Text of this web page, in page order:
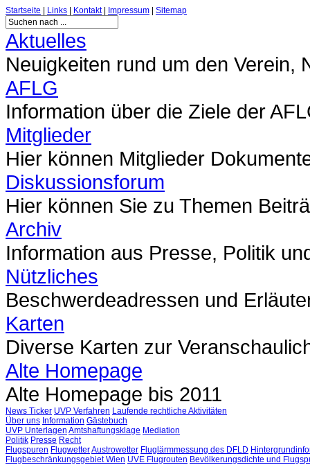
Startseite Links Kontakt| Impressum Sitemap
Aktuelles
Neuigkeiten rund um den Verein,
AFLG
Information über die Ziele der
Mitglieder
Hier können Mitglieder
Diskussionsforum
Hier können Sie zu Themen
Archiv
Information aus Presse, Politik
Nützliches
Beschwerdeadressen und
Karten
Diverse Karten zur
Alte Homepage
Alte Homepage bis 2011
News Ticker UVP Verfahren Laufende rechtliche Aktivitäten
Über uns Information Gästebuch
UVP Unterlagen Amtshaftungsklage Mediation
Politik Presse Recht
Flugspuren FlugwetterAustrowetter Fluglärmmessung des DFLD
Flugbeschränkungsgebiet Wien UVE Flugrouten Bevölkerungsdichte und